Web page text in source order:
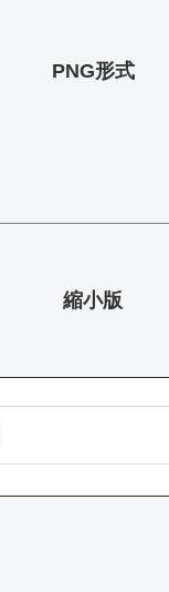
PNG形式
縮小版